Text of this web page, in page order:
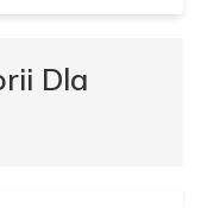
Dla